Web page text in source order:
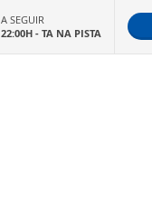
A SEGUIR
22:00H - TA NA PISTA